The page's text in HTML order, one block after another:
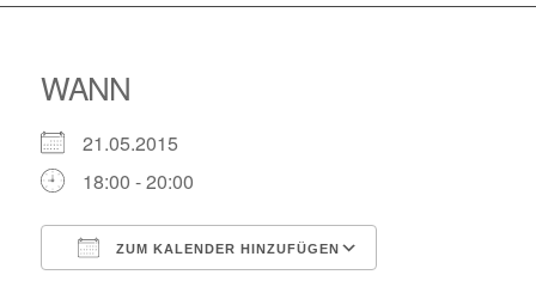
WANN
21.05.2015
18:00 - 20:00
ZUM KALENDER HINZUFÜGEN